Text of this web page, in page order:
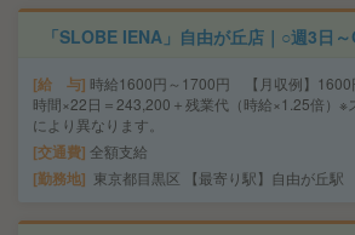
「SLOBE IENA」自由が丘店｜○週3日
給 与 時給1600円～1700円 【月収例】1600
時間×22日＝243,200＋残業代（時給×1.25倍）※
により異なります。
交通費 全額支給
勤務地 東京都目黒区 【最寄り駅】自由が丘駅